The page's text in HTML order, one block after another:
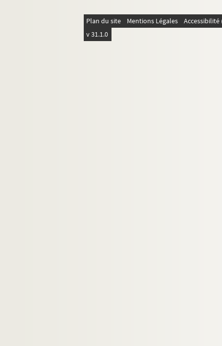
Plan du site Mentions Légales
v 31.1.0